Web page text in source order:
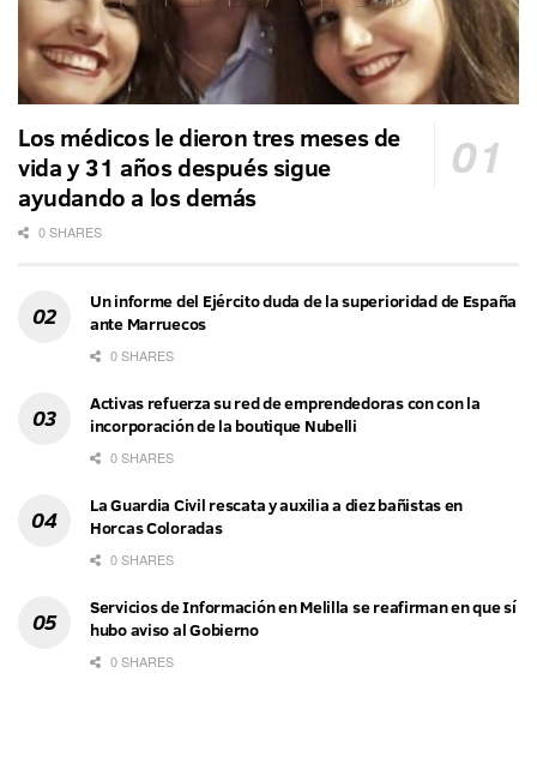
Los médicos le dieron tres meses de
vida y 31 años después sigue
ayudando a los demás
0 SHARES
Un informe del Ejército duda de la superioridad de España
ante Marruecos
0 SHARES
Activas refuerza su red de emprendedoras con con la
incorporación de la boutique Nubelli
0 SHARES
La Guardia Civil rescata y auxilia a diez bañistas en
Horcas Coloradas
0 SHARES
Servicios de Información en Melilla se reafirman en que sí
hubo aviso al Gobierno
0 SHARES